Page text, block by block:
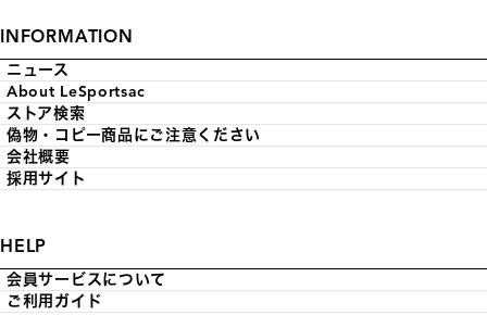
INFORMATION
ニュース
About LeSportsac
ストア検索
偽物・コピー商品にご注意ください
会社概要
採用サイト
HELP
会員サービスについて
ご利用ガイド